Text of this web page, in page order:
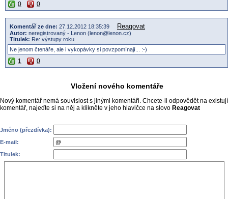
0 0
Komentář ze dne: 27.12.2012 18:35:39 Reagovat
Autor: neregistrovaný - Lenon (lenon@lenon.cz)
Titulek: Re: výstupy roku
Ne jenom čtenáře, ale i vykopávky si povzpomínají... :-)
1 0
Vložení nového komentáře
Nový komentář nemá souvislost s jinými komentáři. Chcete-li odpovědět na
komentář, najeďte si na něj a klikněte v jeho hlavičce na slovo Reagovat
Jméno (přezdívka):
E-mail:
Titulek: